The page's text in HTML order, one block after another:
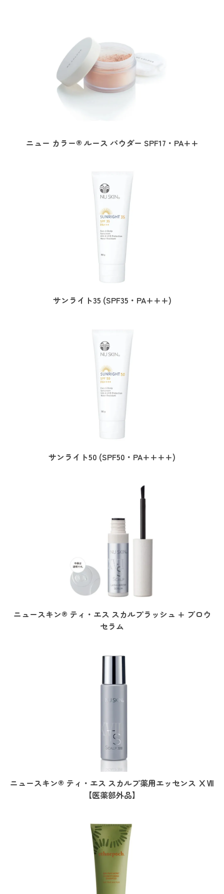
ニュー カラー® ルース パウダー SPF17・PA++
サンライト35 (SPF35・PA+++)
サンライト50 (SPF50・PA++++)
ニュースキン® ティ・エス スカルプラッシュ + ブロウ
セラム
ニュースキン® ティ・エス スカルプ薬用エッセンス ⅩⅦ
【医薬部外品】